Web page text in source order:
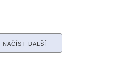
NAČÍST DALŠÍ